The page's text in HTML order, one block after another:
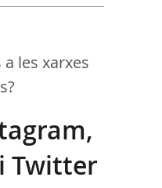
a les xarxes
Twitter